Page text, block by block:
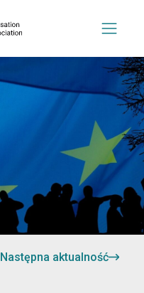
Następna aktualność